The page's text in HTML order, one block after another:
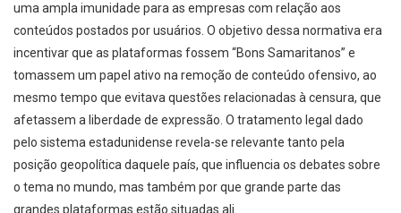
uma ampla imunidade para as empresas com relação aos
conteúdos postados por usuários. O objetivo dessa normativa era
incentivar que as plataformas fossem “Bons Samaritanos” e
tomassem um papel ativo na remoção de conteúdo ofensivo, ao
mesmo tempo que evitava questões relacionadas à censura, que
afetassem a liberdade de expressão. O tratamento legal dado
pelo sistema estadunidense revela-se relevante tanto pela
posição geopolítica daquele país, que influencia os debates sobre
o tema no mundo, mas também por que grande parte das
grandes plataformas estão situadas ali.